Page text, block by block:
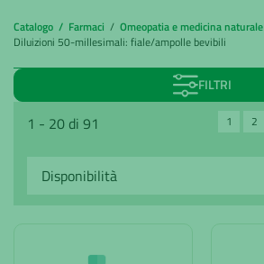
Catalogo / Farmaci / Omeopatia e medicina naturale
Diluizioni 50-millesimali: fiale/ampolle bevibili
FILTRI
1 - 20 di 91 1 2